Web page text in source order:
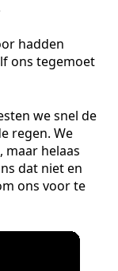
hadden
ons tegemoet
we snel de
regen. We
helaas
dat niet en
ons voor te